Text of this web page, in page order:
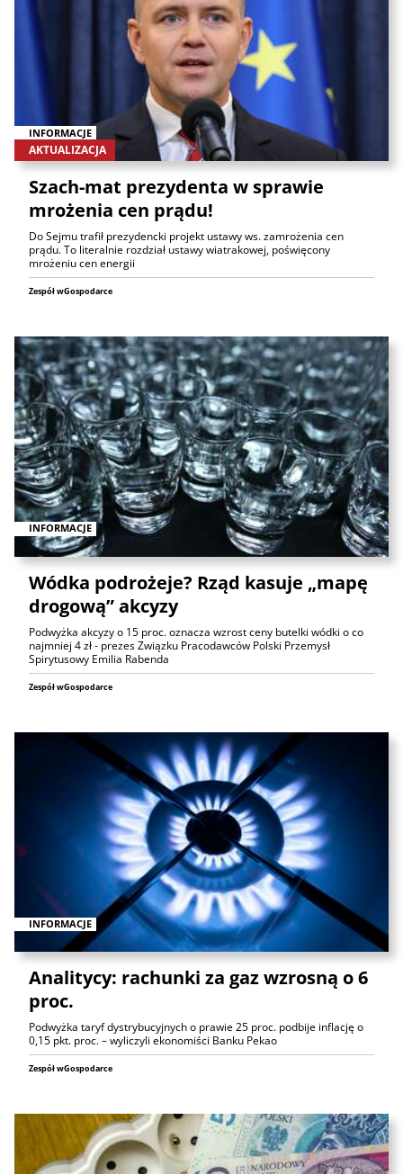
INFORMACJE
AKTUALIZACJA
Szach-mat prezydenta w sprawie
mrożenia cen prądu!
Do Sejmu trafił prezydencki projekt ustawy ws. zamrożenia cen
prądu. To literalnie rozdział ustawy wiatrakowej, poświęcony
mrożeniu cen energii
Zespół wGospodarce
INFORMACJE
Wódka podrożeje? Rząd kasuje „mapę
drogową” akcyzy
Podwyżka akcyzy o 15 proc. oznacza wzrost ceny butelki wódki o co
najmniej 4 zł - prezes Związku Pracodawców Polski Przemysł
Spirytusowy Emilia Rabenda
Zespół wGospodarce
INFORMACJE
Analitycy: rachunki za gaz wzrosną o 6
proc.
Podwyżka taryf dystrybucyjnych o prawie 25 proc. podbije inflację o
0,15 pkt. proc. – wyliczyli ekonomiści Banku Pekao
Zespół wGospodarce